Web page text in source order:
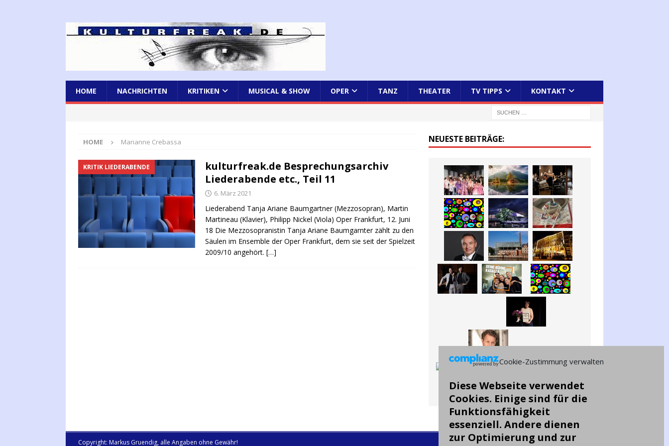
Cookie-Zustimmung verwalten
Diese Webseite verwendet
Cookies. Einige sind für die
Funktionsfähigkeit
essenziell. Andere dienen
zur Optimierung und zur
HOME NACHRICHTEN KRITIKEN MUSICAL & SHOW OPER TANZ THEATER TV TIPPS KONTAKT
HOME Marianne Crebassa
KRITIK LIEDERABENDE
kulturfreak.de Besprechungsarchiv
Liederabende etc., Teil 11
6. März 2021
Liederabend Tanja Ariane Baumgartner (Mezzosopran), Martin
Martineau (Klavier), Philipp Nickel (Viola) Oper Frankfurt, 12. Juni
18 Die Mezzosopranistin Tanja Ariane Baumgarnter zählt zu den
Säulen im Ensemble der Oper Frankfurt, dem sie seit der Spielzeit
2009/10 angehört. […]
NEUESTE BEITRÄGE:
Copyright: Markus Gruendig, alle Angaben ohne Gewähr!